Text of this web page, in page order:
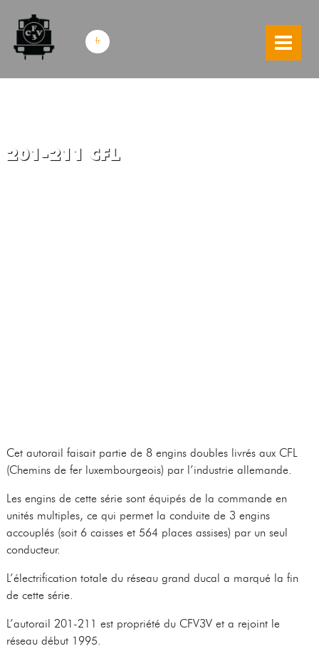
skip to content
fr
201-211 CFL
Cet autorail faisait partie de 8 engins doubles livrés aux CFL
(Chemins de fer luxembourgeois) par l’industrie allemande.
Les engins de cette série sont équipés de la commande en
unités multiples, ce qui permet la conduite de 3 engins
accouplés (soit 6 caisses et 564 places assises) par un seul
conducteur.
L’électrification totale du réseau grand ducal a marqué la fin
de cette série.
L’autorail 201-211 est propriété du CFV3V et a rejoint le
réseau début 1995.